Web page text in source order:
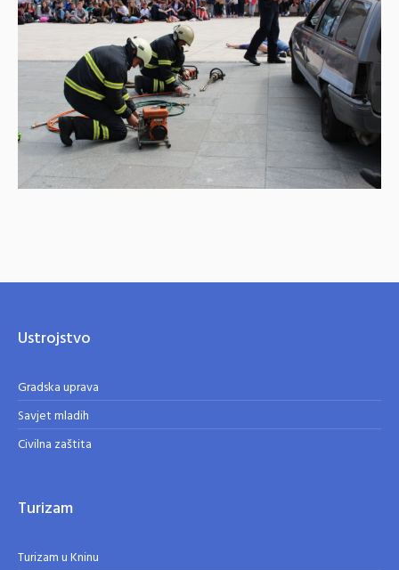
Ustrojstvo
Gradska uprava
Savjet mladih
Civilna zaštita
Turizam
Turizam u Kninu